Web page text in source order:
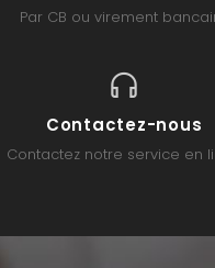
Par CB ou virement
Contactez-nous
Contactez notre service en